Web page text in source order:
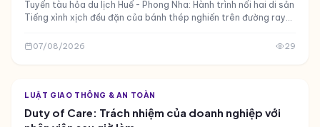
Tuyến tàu hỏa du lịch Huế - Phong Nha: Hành trình nối hai di sản
Tiếng xình xịch đều đặn của bánh thép nghiến trên đường ray
07/08/2026 29